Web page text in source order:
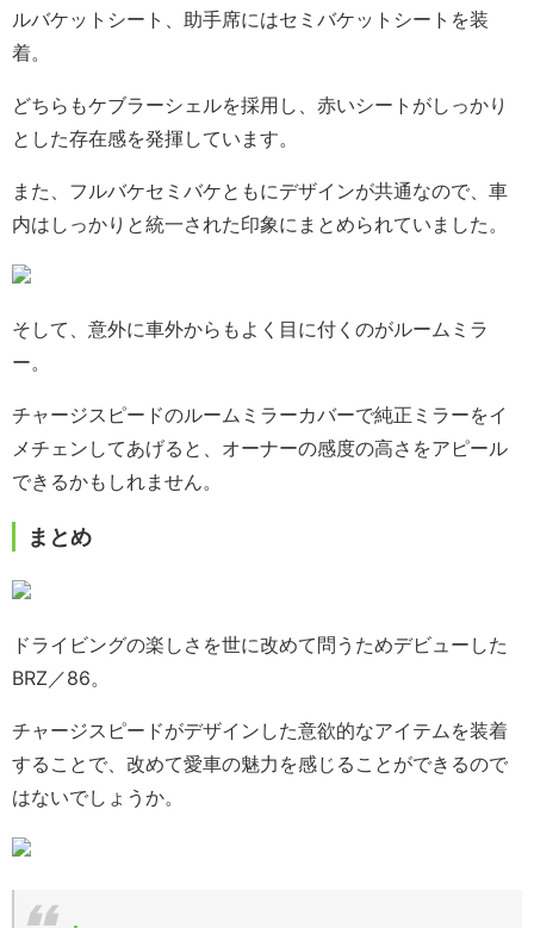
ルバケットシート、助手席にはセミバケットシートを装
着。
どちらもケブラーシェルを採用し、赤いシートがしっかり
とした存在感を発揮しています。
また、フルバケセミバケともにデザインが共通なので、車
内はしっかりと統一された印象にまとめられていました。
そして、意外に車外からもよく目に付くのがルームミラ
ー。
チャージスピードのルームミラーカバーで純正ミラーをイ
メチェンしてあげると、オーナーの感度の高さをアピール
できるかもしれません。
まとめ
ドライビングの楽しさを世に改めて問うためデビューした
BRZ／86。
チャージスピードがデザインした意欲的なアイテムを装着
することで、改めて愛車の魅力を感じることができるので
はないでしょうか。